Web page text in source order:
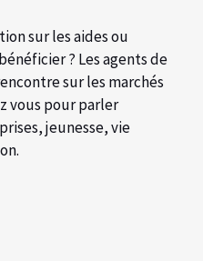
sur les aides ou
? Les agents de
sur les marchés
vous pour parler
jeunesse, vie